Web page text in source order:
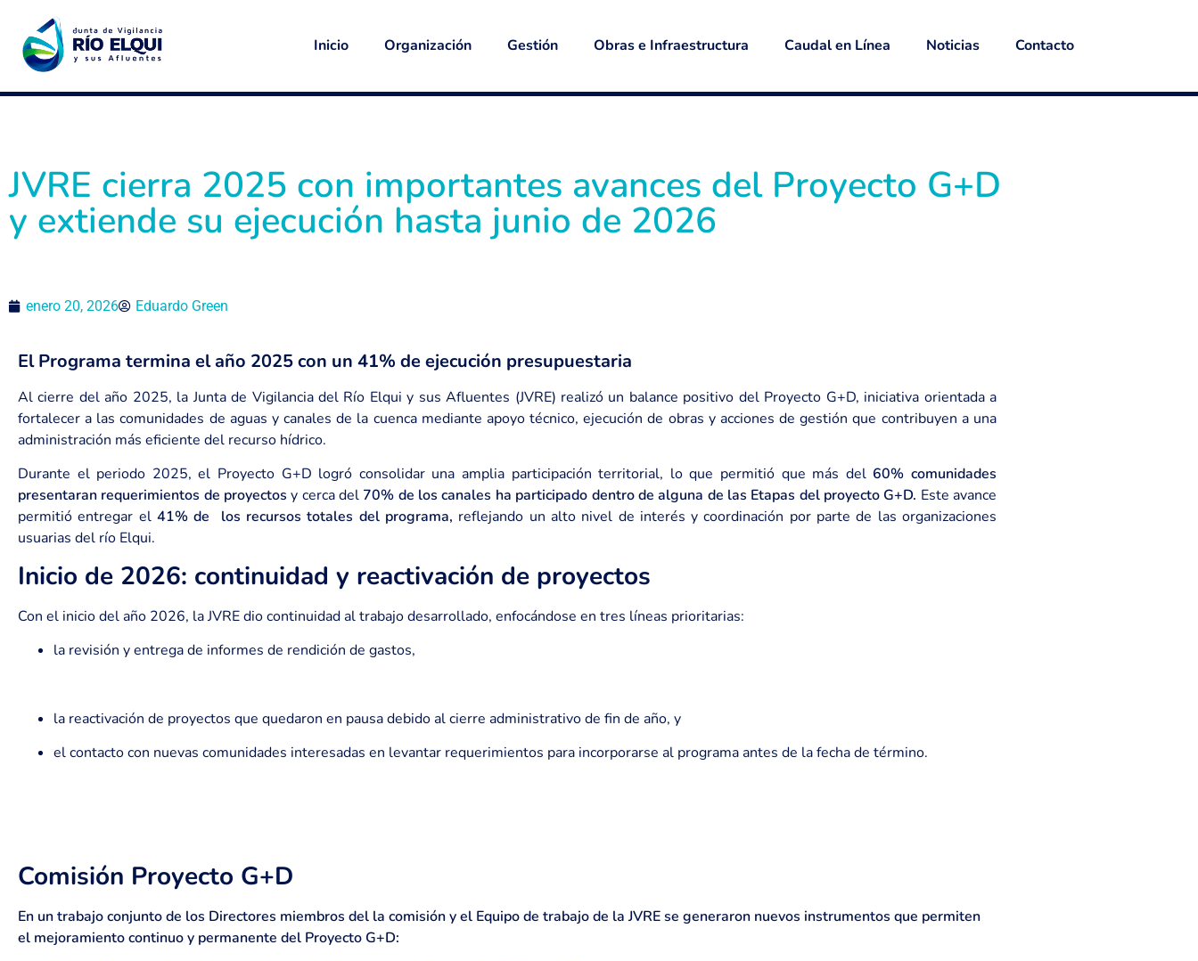
Inicio Organización Gestión Obras e Infraestructura Caudal en Línea Noticias Contacto
JVRE cierra 2025 con importantes avances del Proyecto G+D
y extiende su ejecución hasta junio de 2026
enero 20, 2026 Eduardo Green
El Programa termina el año 2025 con un 41% de ejecución presupuestaria
Al cierre del año 2025, la Junta de Vigilancia del Río Elqui y sus Afluentes (JVRE) realizó un balance positivo del Proyecto G+D, iniciativa orientada a
fortalecer a las comunidades de aguas y canales de la cuenca mediante apoyo técnico, ejecución de obras y acciones de gestión que contribuyen a una
administración más eficiente del recurso hídrico.
Durante el periodo 2025, el Proyecto G+D logró consolidar una amplia participación territorial, lo que permitió que más del 60% comunidades
presentaran requerimientos de proyectos y cerca del 70% de los canales ha participado dentro de alguna de las Etapas del proyecto G+D. Este avance
permitió entregar el 41% de los recursos totales del programa, reflejando un alto nivel de interés y coordinación por parte de las organizaciones
usuarias del río Elqui.
Inicio de 2026: continuidad y reactivación de proyectos
Con el inicio del año 2026, la JVRE dio continuidad al trabajo desarrollado, enfocándose en tres líneas prioritarias:
la revisión y entrega de informes de rendición de gastos,
la reactivación de proyectos que quedaron en pausa debido al cierre administrativo de fin de año, y
el contacto con nuevas comunidades interesadas en levantar requerimientos para incorporarse al programa antes de la fecha de término.
Comisión Proyecto G+D
En un trabajo conjunto de los Directores miembros del la comisión y el Equipo de trabajo de la JVRE se generaron nuevos instrumentos que permiten
el mejoramiento continuo y permanente del Proyecto G+D: